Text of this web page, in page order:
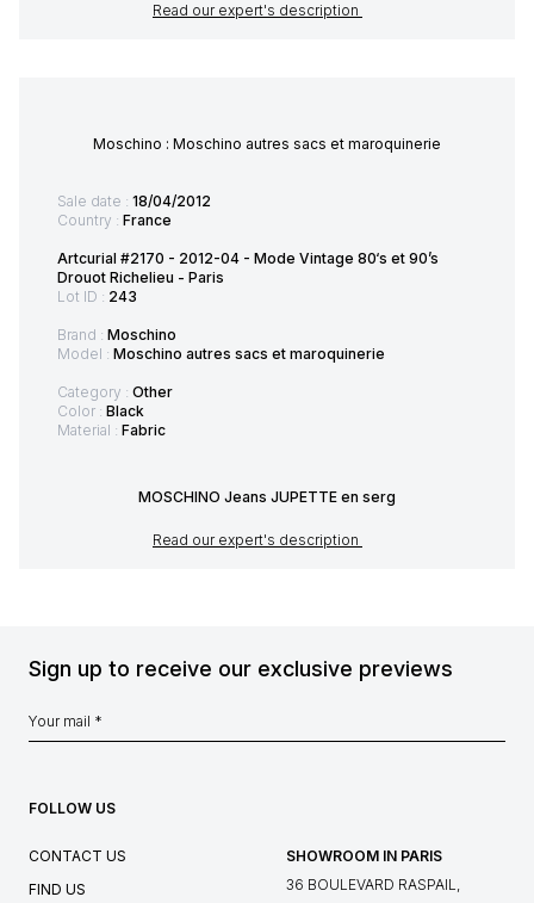
Read our expert's description
Moschino : Moschino autres sacs et maroquinerie
Sale date : 18/04/2012
Country : France
Artcurial #2170 - 2012-04 - Mode Vintage 80‘s et 90’s
Drouot Richelieu - Paris
Lot ID : 243
Brand : Moschino
Model : Moschino autres sacs et maroquinerie
Category : Other
Color : Black
Material : Fabric
MOSCHINO Jeans JUPETTE en serg
Read our expert's description
Sign up to receive our exclusive previews
FOLLOW US
CONTACT US
FIND US
SHOWROOM IN PARIS
36 BOULEVARD RASPAIL,